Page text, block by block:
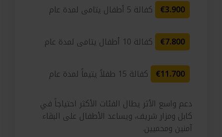
€3.900 كفالة 5 أطفال يتامى لمدة عام
€7.800 كفالة 10 أطفال يتامى لمدة عام
€11.700 كفالة 15 طفلاً يتيماً لمدة عام
دعم واسع الأثر يطال الفئات الأكثر احتياجاً في
كابل ومزار شريف، ويساعد الأطفال على البقاء
آمنين ومحميين.